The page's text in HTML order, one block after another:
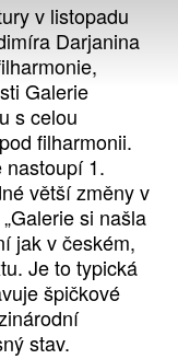
v listopadu
Darjanina
Galerie
s celou
filharmonii.
nastoupí 1.
větší změny v
si našla
jak v českém,
Je to typická
špičkové
stav.